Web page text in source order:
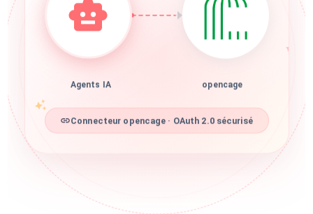
Agents IA opencage
Connecteur opencage · OAuth 2.0 sécurisé